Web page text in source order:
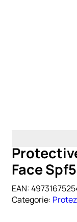
Face
EAN:
Categorie: